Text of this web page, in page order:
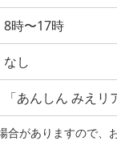
8時〜17時
なし
「あんしん みえリ
がありますので、